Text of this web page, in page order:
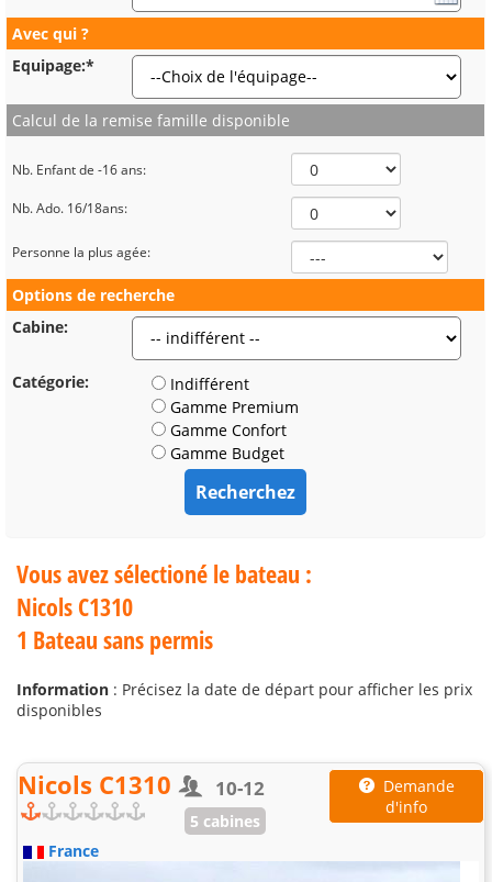
Avec qui ?
Equipage:*
Calcul de la remise famille disponible
Nb. Enfant de -16 ans:
Nb. Ado. 16/18ans:
Personne la plus agée:
Options de recherche
Cabine:
Catégorie:
Indifférent
Gamme Premium
Gamme Confort
Gamme Budget
Vous avez sélectioné le bateau :
Nicols C1310
1 Bateau sans permis
Information : Précisez la date de départ pour afficher les prix
disponibles
Nicols C1310 10-12
5 cabines
Demande
d'info
France